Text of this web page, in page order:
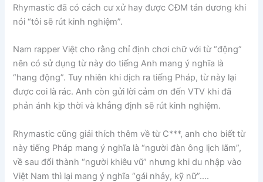
Rhymastic đã có cách cư xử hay được CĐM tán dương khi
nói “tôi sẽ rút kinh nghiệm”.
Nam rapper Việt cho rằng chỉ định chơi chữ với từ “động”
nên có sử dụng từ này do tiếng Anh mang ý nghĩa là
“hang động”. Tuy nhiên khi dịch ra tiếng Pháp, từ này lại
được coi là rác. Anh còn gửi lời cảm ơn đến VTV khi đã
phản ánh kịp thời và khẳng định sẽ rút kinh nghiệm.
Rhymastic cũng giải thích thêm về từ C***, anh cho biết từ
này tiếng Pháp mang ý nghĩa là “người đàn ông lịch lãm”,
về sau đổi thành “người khiêu vũ” nhưng khi du nhập vào
Việt Nam thì lại mang ý nghĩa “gái nhảy, kỹ nữ”….